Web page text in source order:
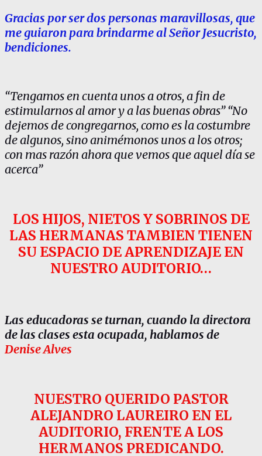
Gracias por ser dos personas maravillosas, que
me guiaron para brindarme al Señor Jesucristo,
bendiciones.
“Tengamos en cuenta unos a otros, a fin de
estimularnos al amor y a las buenas obras” “No
dejemos de congregarnos, como es la costumbre
de algunos, sino animémonos unos a los otros;
con mas razón ahora que vemos que aquel día se
acerca”
LOS HIJOS, NIETOS Y SOBRINOS DE
LAS HERMANAS TAMBIEN TIENEN
SU ESPACIO DE APRENDIZAJE EN
NUESTRO AUDITORIO…
Las educadoras se turnan, cuando la directora
de las clases esta ocupada, hablamos de
Denise Alves
NUESTRO QUERIDO PASTOR
ALEJANDRO LAUREIRO EN EL
AUDITORIO, FRENTE A LOS
HERMANOS PREDICANDO.